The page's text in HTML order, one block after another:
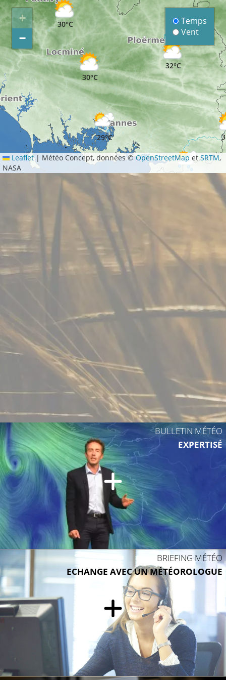
30°C
32°C
30°C
29°C
29°C
+
−
Temps
Vent
Leaflet | Météo Concept, données ©OpenStreetMap etSRTM,
NASA
BULLETIN MÉTÉO
EXPERTISÉ
BRIEFING MÉTÉO
ECHANGE AVEC UN MÉTÉOROLOGUE